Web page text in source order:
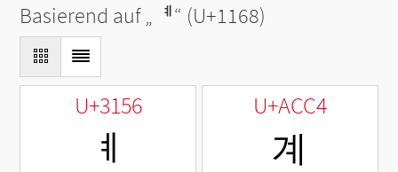
Basierend auf „ ᅨ“ (U+1168)
U+3156
ㅖ
U+ACC4
계